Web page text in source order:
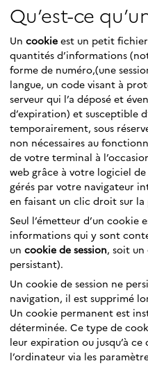
Qu’est-ce
Un cookie est un petit
quantités d’informations
forme de numéro,(une
langue, un code visant à
serveur qui l’a déposé et
d’expiration) et susceptible
temporairement, sous
non nécessaires au
de votre terminal à
web grâce à votre logiciel
gérés par votre navigateur
en faisant un clic droit sur la
Seul l’émetteur d’un cookie
informations qui y sont
un cookie de session, soit un
persistant).
Un cookie de session ne
navigation, il est supprimé
Un cookie permanent est
déterminée. Ce type de
leur expiration ou jusqu’à ce
l’ordinateur via les